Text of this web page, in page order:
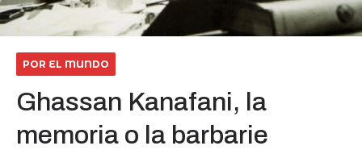
POR EL MUNDO
Ghassan Kanafani, la
memoria o la barbarie